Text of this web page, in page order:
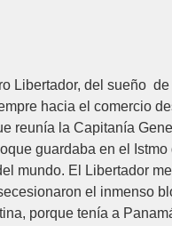
Libertador, del sueño
hacia el comercio
reunía la Capitanía
guardaba en el
mundo. El Libertador
el inmenso
porque tenía a